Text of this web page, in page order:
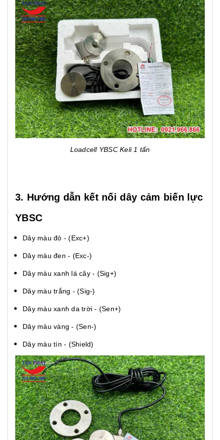
Loadcell YBSC Keli 1 tấn
3. Hướng dẫn kết nối dây cảm biến lực
YBSC
Dây màu đỏ - (Exc+)
Dây màu đen - (Exc-)
Dây màu xanh lá cây - (Sig+)
Dây màu trắng - (Sig-)
Dây màu xanh da trời - (Sen+)
Dây màu vàng - (Sen-)
Dây màu tín - (Shield)